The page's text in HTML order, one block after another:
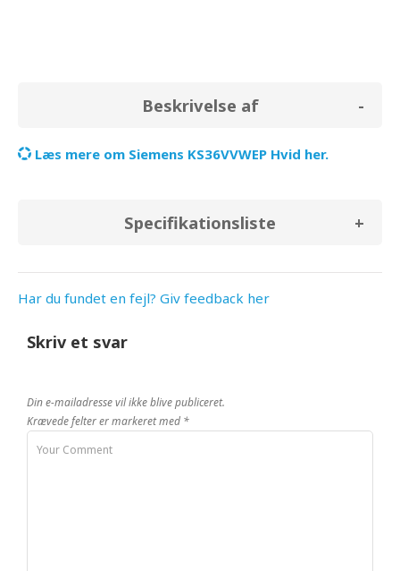
Beskrivelse af
Læs mere om Siemens KS36VVWEP Hvid her.
Specifikationsliste
Har du fundet en fejl? Giv feedback her
Skriv et svar
Din e-mailadresse vil ikke blive publiceret.
Krævede felter er markeret med *